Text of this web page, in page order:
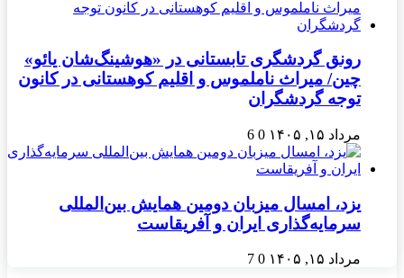
رونق گردشگری تابستانی در «هوشینگ‌شان یائو»
چین/ میراث ناملموس و اقلیم کوهستانی در کانون
توجه گردشگران
مرداد ۱۵, ۱۴۰۵ 0
6
یزد، امسال میزبان دومین همایش بین‌المللی
سرمایه‌گذاری ایران و آفریقاست
مرداد ۱۵, ۱۴۰۵ 0
7